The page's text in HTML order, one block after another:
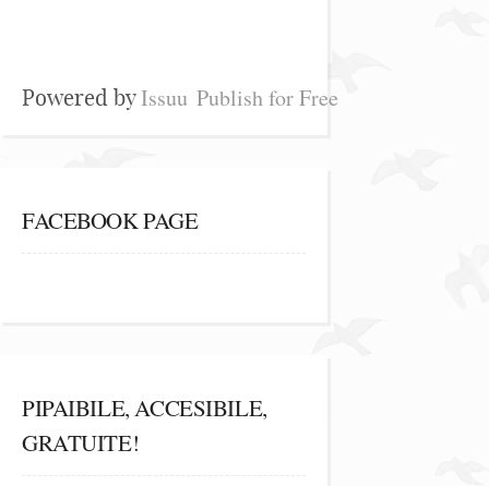
Powered byIssuu Publish for Free
FACEBOOK PAGE
PIPAIBILE, ACCESIBILE,
GRATUITE!